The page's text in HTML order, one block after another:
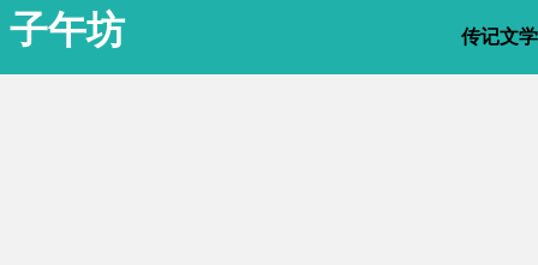
子午坊 传记文学